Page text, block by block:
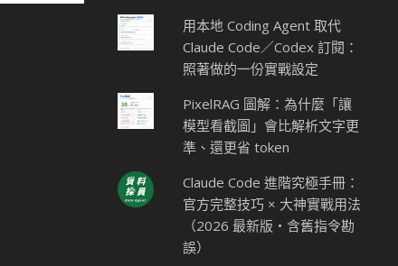
用本地 Coding Agent 取代
Claude Code／Codex 訂閱：
照著做的一份實戰設定
PixelRAG 圖解：為什麼「讓
模型看截圖」會比解析文字更
準、還更省 token
Claude Code 進階究極手冊：
官方完整技巧 × 大神實戰用法
（2026 最新版・含舊指令勘
誤）